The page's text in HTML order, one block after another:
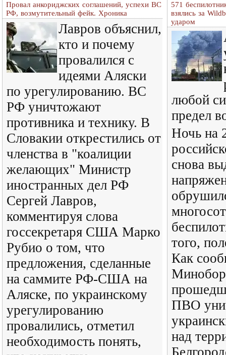
Провал анкориджских соглашений, успехи ВС
РФ, возмутительный фейк. Хроника
Лавров объяснил,
кто и почему
провалился с
идеями Аляски
по урегулированию. ВС
РФ уничтожают
противника и технику. В
Словакии открестились от
членства в "коалиции
желающих" Министр
иностранных дел РФ
Сергей Лавров,
комментируя слова
госсекретаря США Марко
Рубио о том, что
предложения, сделанные
на саммите РФ-США на
Аляске, по украинскому
урегулированию
провалились, отметил
необходимость понять,
571
взялись за
ударом
любой
предел
Ночь на
снова
того,
Как
ПВО
над